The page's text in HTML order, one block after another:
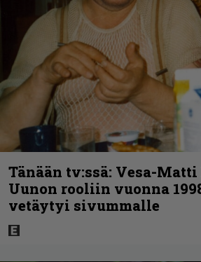
Tänään tv:ssä: Vesa-
Uunon rooliin vuonna
vetäytyi sivummalle